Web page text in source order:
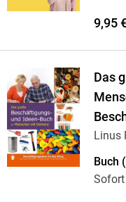
9,95
Das
Linus
Buch